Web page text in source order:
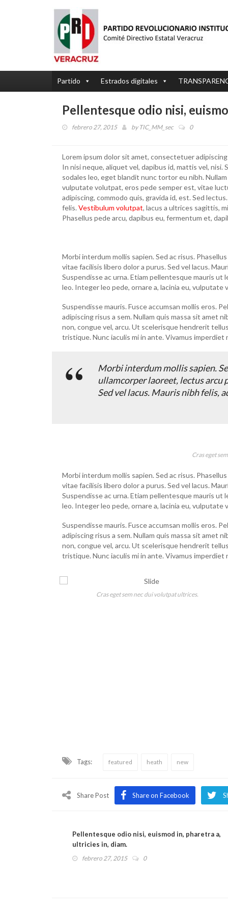
Partido Estrados digitales
Pellentesque odio nisi,
febrero 27, 2015 by TIC_MM_sec 0
Lorem ipsum dolor sit amet, consectetuer
In nisi neque, aliquet vel, dapibus id, mattis vel,
sodales leo, eget blandit nunc tortor eu nibh.
vulputate volutpat, eros pede semper est, vitae
adipiscing, commodo quis, gravida id, est. Sed
felis. Vestibulum volutpat, lacus a ultrices sagittis,
Phasellus pede arcu, dapibus eu, fermentum et,
Morbi interdum mollis sapien. Sed ac risus.
vitae facilisis libero dolor a purus. Sed vel lacus.
Suspendisse ac urna. Etiam pellentesque mauris
leo. Integer leo pede, ornare a, lacinia eu, vulputate
Suspendisse mauris. Fusce accumsan mollis eros.
adipiscing risus a sem. Nullam quis massa sit amet
non, congue vel, arcu. Ut scelerisque hendrerit
tristique. Nunc iaculis mi in ante. Vivamus imperdiet
Morbi interdum mollis sapien.
ullamcorper laoreet, lectus arcu
Sed vel lacus. Mauris nibh felis,
Cras eget
Morbi interdum mollis sapien. Sed ac risus.
vitae facilisis libero dolor a purus. Sed vel lacus.
Suspendisse ac urna. Etiam pellentesque mauris
leo. Integer leo pede, ornare a, lacinia eu, vulputate
Suspendisse mauris. Fusce accumsan mollis eros.
adipiscing risus a sem. Nullam quis massa sit amet
non, congue vel, arcu. Ut scelerisque hendrerit
tristique. Nunc iaculis mi in ante. Vivamus imperdiet
Cras eget sem nec dui volutpat ultrices.
Tags: featured heath new
Share Post Share on Facebook
Pellentesque odio nisi, euismod in, pharetra a,
ultricies in, diam.
febrero 27, 2015 0